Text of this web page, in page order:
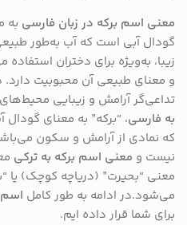
معنی اسم برکه در زبان فارسی به
گودال آبی است که آب به‌طور
زیبا، به‌ویژه برای دختران
و معنای طبیعی آن محبوبیت دارد.
تداعی‌گر آرامش و زیبایی
به فارسی، “برکه” به معنای
که نمادی از آرامش و سکون
نیست و معنی اسم برکه به ترکی
معنی “بحیرت” (دریاچه کوچک) یا
می‌شود.در ادامه به طور کامل اسم
برای شما قرار داده ایم.